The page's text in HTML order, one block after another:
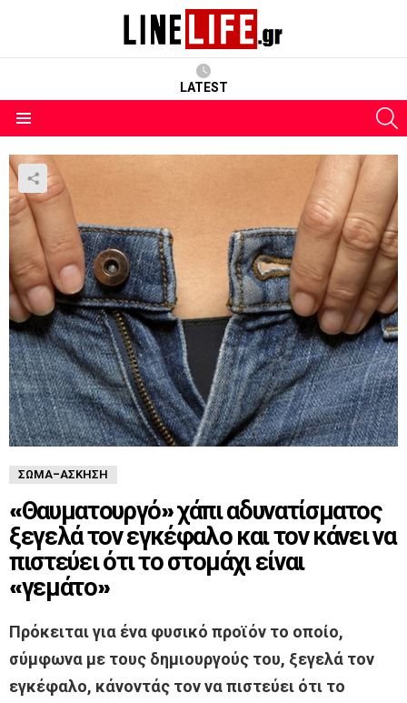
LATEST
ΣΏΜΑ-ΆΣΚΗΣΗ
«Θαυματουργό» χάπι αδυνατίσματος
ξεγελά τον εγκέφαλο και τον κάνει να
πιστεύει ότι το στομάχι είναι
«γεμάτο»
Πρόκειται για ένα φυσικό προϊόν το οποίο,
σύμφωνα με τους δημιουργούς του, ξεγελά τον
εγκέφαλο, κάνοντάς τον να πιστεύει ότι το